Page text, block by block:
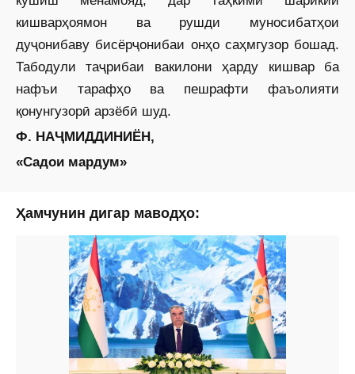
кишварҳоямон ва рушди муносибатҳои
дуҷонибаву бисёрҷонибаи онҳо саҳмгузор бошад.
Табодули таҷрибаи вакилони ҳарду кишвар ба
нафъи тарафҳо ва пешрафти фаъолияти
қонунгузорӣ арзёбӣ шуд.
Ф. НАҶМИДДИНИЁН,
«Садои мардум»
Ҳамчунин дигар маводҳо: